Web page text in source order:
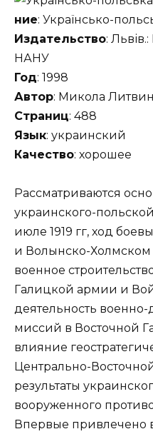
ние: Українсько-
Издательство:
НАНУ
Год: 1998
Автор: Микола Литвин
Страниц: 488
Язык: украинский
Качество: хорошее
Рассматриваются
украинского-
июле 1919 гг, ход
и Волынско-Холмском
военное
Галицкой армии и
деятельность
миссий в Восточной
влияние
Центрально-
результаты
вооруженного
Впервые привлечено